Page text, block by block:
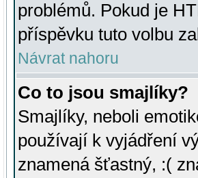
problémů. Pokud je
příspěvku tuto volbu
Návrat nahoru
Co to jsou smajlíky?
Smajlíky, neboli
používají k vyjádření
znamená šťastný, :(